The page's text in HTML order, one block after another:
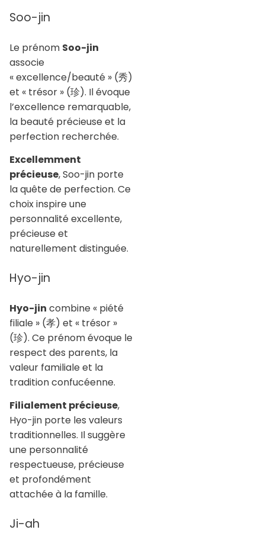
Soo-jin
Le prénom Soo-jin
associe
« excellence/beauté » (秀)
et « trésor » (珍). Il évoque
l’excellence remarquable,
la beauté précieuse et la
perfection recherchée.
Excellemment
précieuse, Soo-jin porte
la quête de perfection. Ce
choix inspire une
personnalité excellente,
précieuse et
naturellement distinguée.
Hyo-jin
Hyo-jin combine « piété
filiale » (孝) et « trésor »
(珍). Ce prénom évoque le
respect des parents, la
valeur familiale et la
tradition confucéenne.
Filialement précieuse,
Hyo-jin porte les valeurs
traditionnelles. Il suggère
une personnalité
respectueuse, précieuse
et profondément
attachée à la famille.
Ji-ah